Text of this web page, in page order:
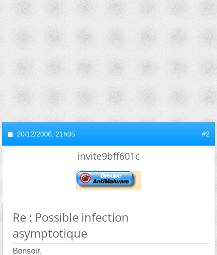
20/12/2006, 21h05 #2
invite9bff601c
Re : Possible infection
asymptotique
Bonsoir,